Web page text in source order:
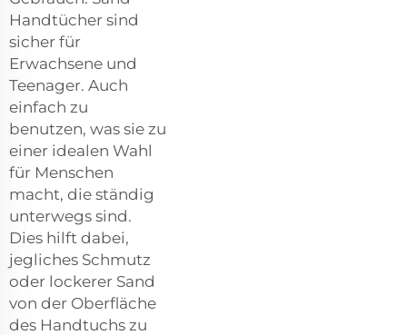
Handtücher sind
sicher für
Erwachsene und
Teenager. Auch
einfach zu
benutzen, was sie zu
einer idealen Wahl
für Menschen
macht, die ständig
unterwegs sind.
Dies hilft dabei,
jegliches Schmutz
oder lockerer Sand
von der Oberfläche
des Handtuchs zu